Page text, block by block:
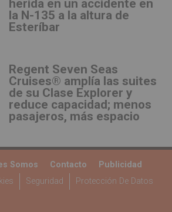
herida en un accidente en
la N-135 a la altura de
Esteríbar
Regent Seven Seas
Cruises® amplía las suites
de su Clase Explorer y
reduce capacidad; menos
pasajeros, más espacio
Somos Contacto
Publicidad
Seguridad Protección De Datos